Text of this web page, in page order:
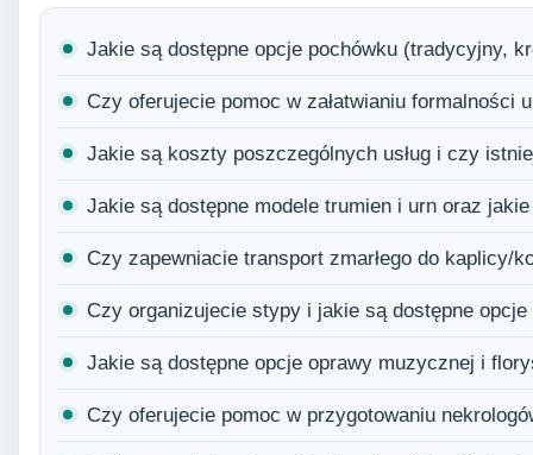
Jakie są dostępne opcje pochówku (tradycyjny,
Czy oferujecie pomoc w załatwianiu formalności
Jakie są koszty poszczególnych usług i czy
Jakie są dostępne modele trumien i urn oraz
Czy zapewniacie transport zmarłego do kaplicy/
Czy organizujecie stypy i jakie są dostępne opcje
Jakie są dostępne opcje oprawy muzycznej i
Czy oferujecie pomoc w przygotowaniu